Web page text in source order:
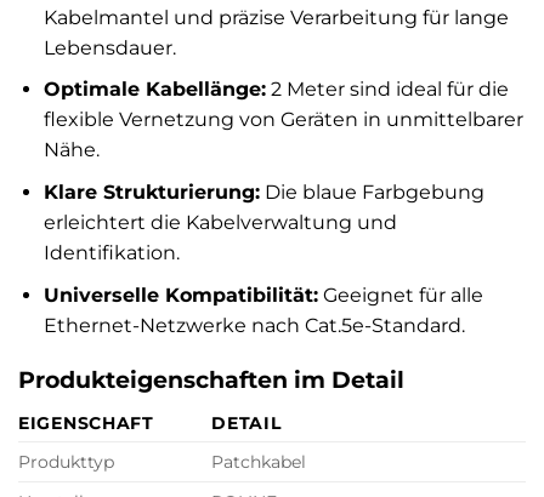
Kabelmantel und präzise Verarbeitung für lange
Lebensdauer.
Optimale Kabellänge:2 Meter sind ideal für die
flexible Vernetzung von Geräten in unmittelbarer
Nähe.
Klare Strukturierung:Die blaue Farbgebung
erleichtert die Kabelverwaltung und
Identifikation.
Universelle Kompatibilität:Geeignet für alle
Ethernet-Netzwerke nach Cat.5e-Standard.
Produkteigenschaften im Detail
EIGENSCHAFT
DETAIL
Produkttyp
Patchkabel